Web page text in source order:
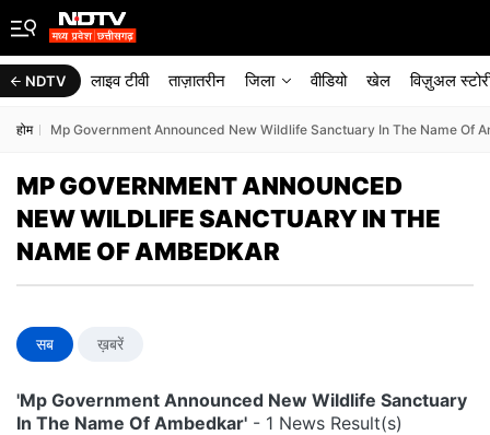
NDTV लाइव टीवी ताज़ातरीन जिला वीडियो खेल विज़ुअल
होम Mp Government Announced New Wildlife Sanctuary In The Name Of
MP GOVERNMENT ANNOUNCED
NEW WILDLIFE SANCTUARY IN THE
NAME OF AMBEDKAR
सब ख़बरें
'Mp Government Announced New Wildlife Sanctuary
In The Name Of Ambedkar' - 1 News Result(s)